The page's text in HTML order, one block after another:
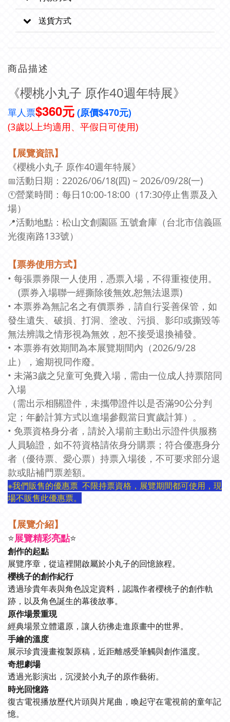
送貨方式
商品描述
《櫻桃小丸子 原作40週年特展》
單人票$360元(原價$470元)
(3歲以上均適用、平假日可使用)
【展覽資訊】
《櫻桃小丸子 原作40週年特展》
📅活動日期：22026/06/18(四) ~ 2026/09/28(一)
🕚營業時間：每日10:00-18:00（17:30停止售票及入
場）
📍活動地點： 松山文創園區 五號倉庫（台北市信義區
光復南路133號）
【票券使用方式】
• 每張票券限一人使用，憑票入場，不得重複使用。
(票券入場聯一經撕除後無效,恕無法退票)
• 本票券為無記名之有價票券，請自行妥善保管，如
發生遺失、破損、打洞、塗改、污損、影印或撕毀等
無法辨識之情形視為無效，恕不接受退換補發。
• 本票券有效期間為本展覽期間內（2026/9/28
止），逾期視同作廢。
• 未滿3歲之兒童可免費入場，需由一位成人持票陪同
入場
（需出示相關證件，未攜帶證件以是否滿90公分判
定；年齡計算方式以進場參觀當日實歲計算）。
• 免票資格身分者，請於入場前主動出示證件供服務
人員驗證，如不符資格請依身分購票；符合優惠身分
者（優待票、愛心票）持票入場後，不可要求部分退
款或貼補門票差額。
※我們販售的優惠票 不限持票資格，展覽期間都可使用，現
場不販售此優惠票。
【展覽介紹】
⭐展覽精彩亮點⭐
創作的起點
展覽序章，從這裡開啟屬於小丸子的回憶旅程。
櫻桃子的創作紀行
透過珍貴年表與角色設定資料，認識作者櫻桃子的創作軌
跡，以及角色誕生的幕後故事。
原作場景重現
經典場景立體還原，讓人彷彿走進原畫中的世界。
手繪的溫度
展示珍貴漫畫複製原稿，近距離感受筆觸與創作溫度。
奇想劇場
透過光影演出，沉浸於小丸子的原作藝術。
時光回憶路
復古電視播放歷代片頭與片尾曲，喚起守在電視前的童年記
憶。